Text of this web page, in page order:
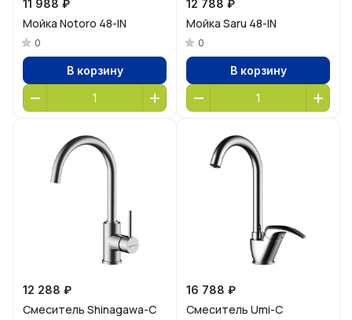
11 988 ₽
Мойка Notoro 48-IN
0
В корзину
12 788 ₽
Мойка Saru 48-IN
0
В корзину
12 288 ₽
Смеситель Shinagawa-C
16 788 ₽
Смеситель Umi-C